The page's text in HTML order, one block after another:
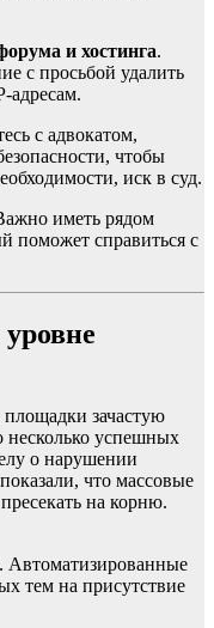
и хостинга.
с просьбой удалить
адресам.
с адвокатом,
чтобы
иск в суд.
иметь рядом
поможет справиться с
зачастую
несколько успешных
о нарушении
что массовые
на корню.
. Автоматизированные
тем на присутствие